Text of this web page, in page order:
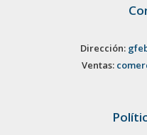
Dirección:
Ventas: